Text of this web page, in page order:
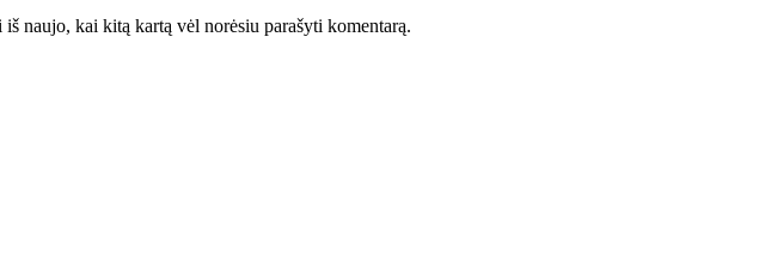
naujo, kai kitą kartą vėl norėsiu parašyti komentarą.